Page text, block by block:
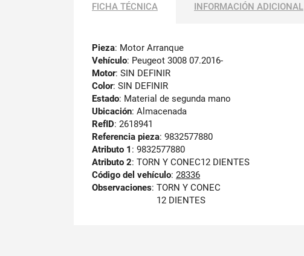
FICHA TÉCNICA INFORMACIÓN ADICIONAL
Pieza: Motor Arranque
Vehículo: Peugeot 3008 07.2016-
Motor: SIN DEFINIR
Color: SIN DEFINIR
Estado: Material de segunda mano
Ubicación: Almacenada
RefID: 2618941
Referencia pieza: 9832577880
Atributo 1 : 9832577880
Atributo 2: TORN Y CONEC12 DIENTES
Código del vehículo: 28336
Observaciones: TORN Y CONEC
12 DIENTES